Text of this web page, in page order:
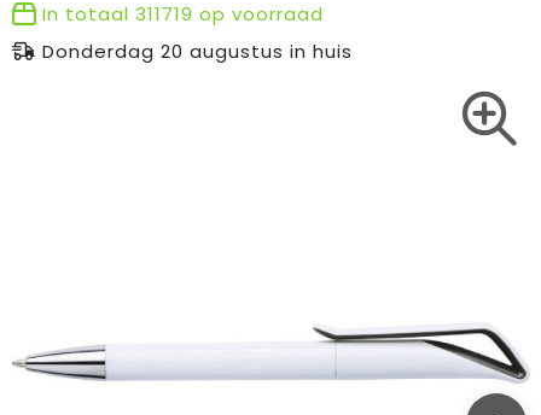
In totaal 311719 op voorraad
Donderdag 20 augustus in huis